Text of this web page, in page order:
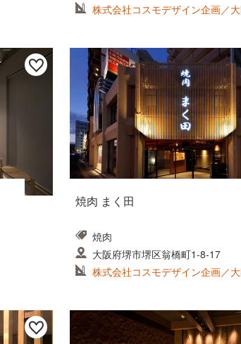
株式会社コスモデザイン企画／
焼肉 まく田
焼肉
大阪府堺市堺区翁橋町1-8-17
株式会社コスモデザイン企画／